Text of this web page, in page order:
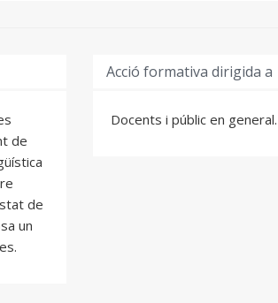
de
de
un
Acció formativa dirigida a
Docents i públic en general.